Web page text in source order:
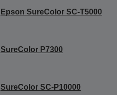
Epson SureColor SC-T5000
SureColor P7300
SureColor SC-P10000